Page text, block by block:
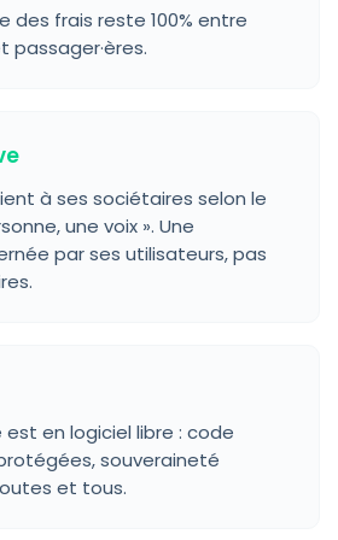
des frais reste 100% entre
passager·ères.
à ses sociétaires selon le
une voix ». Une
par ses utilisateurs, pas
en logiciel libre : code
souveraineté
et tous.